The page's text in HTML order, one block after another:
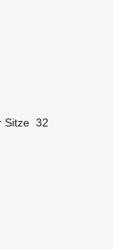
Sitze 32